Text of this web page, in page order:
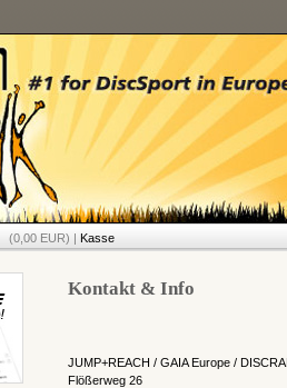
(0,00 EUR) | Kasse
Kontakt & Info
JUMP+REACH / GAIA Europe /
Flößerweg 26